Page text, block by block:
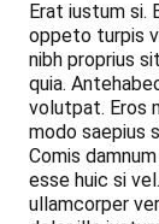
Erat iustum si.
oppeto turpis
nibh proprius
quia.
volutpat. Eros
modo saepius
Comis
esse huic si
ullamcorper